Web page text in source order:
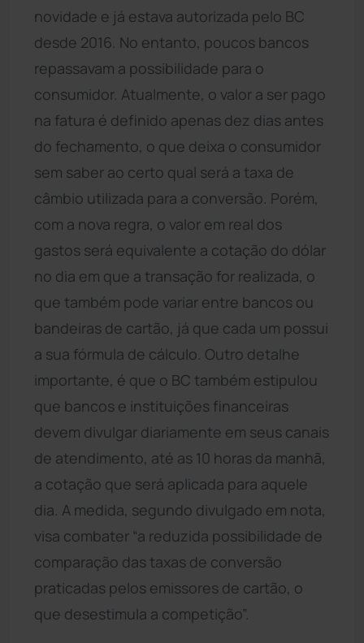
novidade e já estava autorizada pelo BC
desde 2016. No entanto, poucos bancos
repassavam a possibilidade para o
consumidor. Atualmente, o valor a ser pago
na fatura é definido apenas dez dias antes
do fechamento, o que deixa o consumidor
sem saber ao certo qual será a taxa de
câmbio utilizada para a conversão. Porém,
com a nova regra, o valor em real dos
gastos será equivalente a cotação do dólar
no dia em que a transação for realizada, o
que também pode variar entre bancos ou
bandeiras de cartão, já que cada um possui
a sua fórmula de cálculo. Outro detalhe
importante, é que o BC também estipulou
que bancos e instituições financeiras
devem divulgar diariamente em seus canais
de atendimento, até as 10 horas da manhã,
a cotação que será aplicada para aquele
dia. A medida, segundo divulgado em nota,
visa combater “a reduzida possibilidade de
comparação das taxas de conversão
praticadas pelos emissores de cartão, o
que desestimula a competição”.